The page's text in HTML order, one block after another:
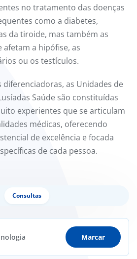
no tratamento das doenças
como a diabetes,
da tiroide, mas também as
a hipófise, as
ou os testículos.
diferenciadoras, as Unidades de
Saúde são constituídas
experientes que se articulam
médicas, oferecendo
de excelência e focada
de cada pessoa.
Consultas
Marcar